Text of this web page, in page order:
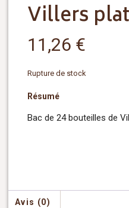
Villers
11,26 €
Rupture de stock
Résumé
Bac de 24 bouteilles de
Avis (0)